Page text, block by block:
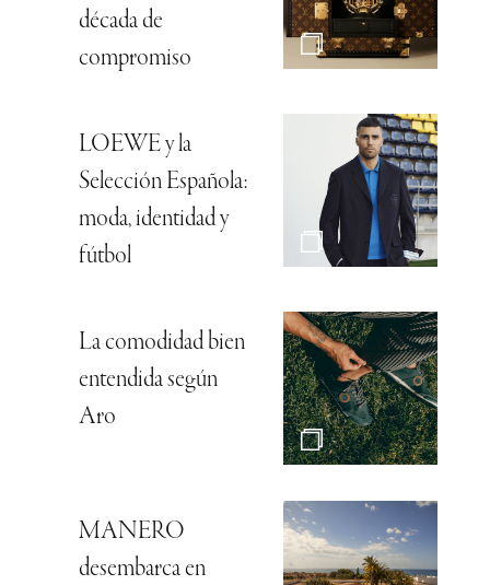
década de
compromiso
LOEWE y la
Selección Española:
moda, identidad y
fútbol
La comodidad bien
entendida según
Aro
MANERO
desembarca en